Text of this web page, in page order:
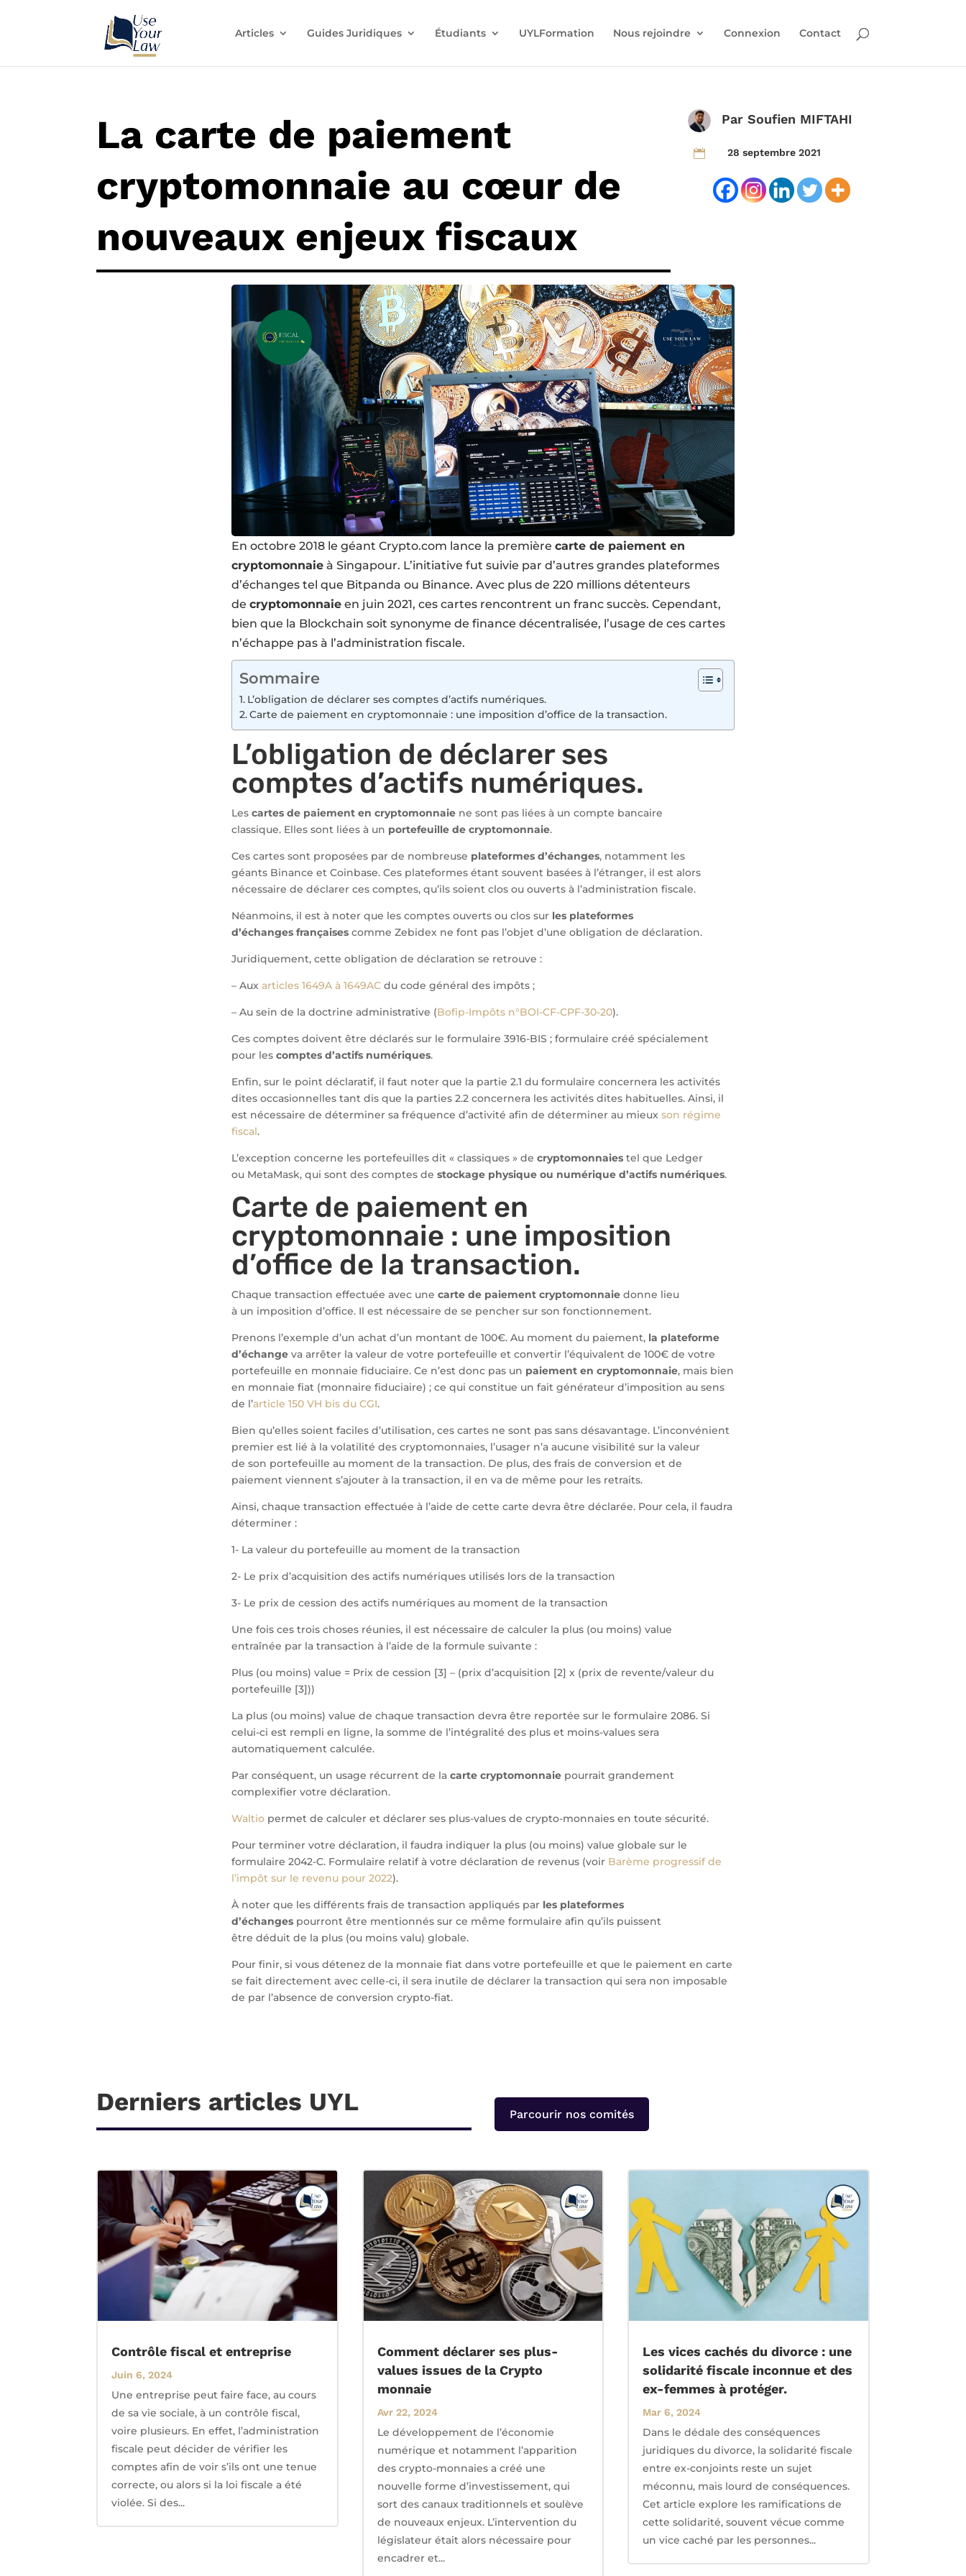
Articles Guides Juridiques Étudiants UYLFormation Nous rejoindre Connexion Contact
La carte de paiement
cryptomonnaie au cœur de
nouveaux enjeux fiscaux
ParSoufien MIFTAHI
 28 septembre 2021
En octobre 2018 le géant Crypto.com lance la première carte de paiement en
cryptomonnaie à Singapour. L’initiative fut suivie par d’autres grandes plateformes
d’échanges tel que Bitpanda ou Binance. Avec plus de 220 millions détenteurs
de cryptomonnaie en juin 2021, ces cartes rencontrent un franc succès. Cependant,
bien que la Blockchain soit synonyme de finance décentralisée, l’usage de ces cartes
n’échappe pas à l’administration fiscale.
Sommaire
L’obligation de déclarer ses comptes d’actifs numériques.
Carte de paiement en cryptomonnaie : une imposition d’office de la transaction.
L’obligation de déclarer ses
comptes d’actifs numériques.
Les cartes de paiement en cryptomonnaie ne sont pas liées à un compte bancaire
classique. Elles sont liées à un portefeuille de cryptomonnaie.
Ces cartes sont proposées par de nombreuse plateformes d’échanges, notamment les
géants Binance et Coinbase. Ces plateformes étant souvent basées à l’étranger, il est alors
nécessaire de déclarer ces comptes, qu’ils soient clos ou ouverts à l’administration fiscale.
Néanmoins, il est à noter que les comptes ouverts ou clos sur les plateformes
d’échanges françaises comme Zebidex ne font pas l’objet d’une obligation de déclaration.
Juridiquement, cette obligation de déclaration se retrouve :
– Aux articles 1649A à 1649AC du code général des impôts ;
– Au sein de la doctrine administrative (Bofip-Impôts n°BOI-CF-CPF-30-20).
Ces comptes doivent être déclarés sur le formulaire 3916-BIS ; formulaire créé spécialement
pour les comptes d’actifs numériques.
Enfin, sur le point déclaratif, il faut noter que la partie 2.1 du formulaire concernera les activités
dites occasionnelles tant dis que la parties 2.2 concernera les activités dites habituelles. Ainsi, il
est nécessaire de déterminer sa fréquence d’activité afin de déterminer au mieux son régime
fiscal.
L’exception concerne les portefeuilles dit « classiques » de cryptomonnaies tel que Ledger
ou MetaMask, qui sont des comptes de stockage physique ou numérique d’actifs numériques.
Carte de paiement en
cryptomonnaie : une imposition
d’office de la transaction.
Chaque transaction effectuée avec une carte de paiement cryptomonnaie donne lieu
à un imposition d’office. Il est nécessaire de se pencher sur son fonctionnement.
Prenons l’exemple d’un achat d’un montant de 100€. Au moment du paiement, la plateforme
d’échange va arrêter la valeur de votre portefeuille et convertir l’équivalent de 100€ de votre
portefeuille en monnaie fiduciaire. Ce n’est donc pas un paiement en cryptomonnaie, mais bien
en monnaie fiat (monnaire fiduciaire) ; ce qui constitue un fait générateur d’imposition au sens
de l’article 150 VH bis du CGI.
Bien qu’elles soient faciles d’utilisation, ces cartes ne sont pas sans désavantage. L’inconvénient
premier est lié à la volatilité des cryptomonnaies, l’usager n’a aucune visibilité sur la valeur
de son portefeuille au moment de la transaction. De plus, des frais de conversion et de
paiement viennent s’ajouter à la transaction, il en va de même pour les retraits.
Ainsi, chaque transaction effectuée à l’aide de cette carte devra être déclarée. Pour cela, il faudra
déterminer :
1- La valeur du portefeuille au moment de la transaction
2- Le prix d’acquisition des actifs numériques utilisés lors de la transaction
3- Le prix de cession des actifs numériques au moment de la transaction
Une fois ces trois choses réunies, il est nécessaire de calculer la plus (ou moins) value
entraînée par la transaction à l’aide de la formule suivante :
Plus (ou moins) value = Prix de cession [3] – (prix d’acquisition [2] x (prix de revente/valeur du
portefeuille [3]))
La plus (ou moins) value de chaque transaction devra être reportée sur le formulaire 2086. Si
celui-ci est rempli en ligne, la somme de l’intégralité des plus et moins-values sera
automatiquement calculée.
Par conséquent, un usage récurrent de la carte cryptomonnaie pourrait grandement
complexifier votre déclaration.
Waltio permet de calculer et déclarer ses plus-values de crypto-monnaies en toute sécurité.
Pour terminer votre déclaration, il faudra indiquer la plus (ou moins) value globale sur le
formulaire 2042-C. Formulaire relatif à votre déclaration de revenus (voir Barème progressif de
l’impôt sur le revenu pour 2022).
À noter que les différents frais de transaction appliqués par les plateformes
d’échanges pourront être mentionnés sur ce même formulaire afin qu’ils puissent
être déduit de la plus (ou moins valu) globale.
Pour finir, si vous détenez de la monnaie fiat dans votre portefeuille et que le paiement en carte
se fait directement avec celle-ci, il sera inutile de déclarer la transaction qui sera non imposable
de par l’absence de conversion crypto-fiat.
Derniers articles UYL Parcourir nos comités
Contrôle fiscal et entreprise
Juin 6, 2024
Une entreprise peut faire face, au cours
de sa vie sociale, à un contrôle fiscal,
voire plusieurs. En effet, l’administration
fiscale peut décider de vérifier les
comptes afin de voir s’ils ont une tenue
correcte, ou alors si la loi fiscale a été
violée. Si des...
Comment déclarer ses plus-
values issues de la Crypto
monnaie
Avr 22, 2024
Le développement de l’économie
numérique et notamment l’apparition
des crypto-monnaies a créé une
nouvelle forme d’investissement, qui
sort des canaux traditionnels et soulève
de nouveaux enjeux. L’intervention du
législateur était alors nécessaire pour
encadrer et...
Les vices cachés du divorce : une
solidarité fiscale inconnue et des
ex-femmes à protéger.
Mar 6, 2024
Dans le dédale des conséquences
juridiques du divorce, la solidarité fiscale
entre ex-conjoints reste un sujet
méconnu, mais lourd de conséquences.
Cet article explore les ramifications de
cette solidarité, souvent vécue comme
un vice caché par les personnes...